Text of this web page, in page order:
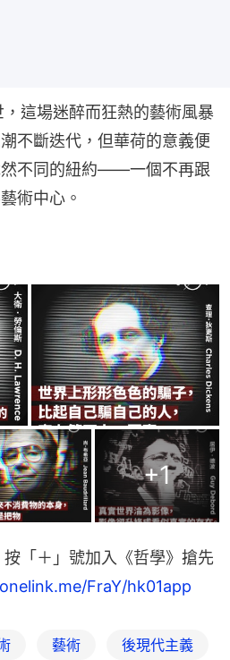
這場迷醉而狂熱的藝術風暴
不斷迭代，但華荷的意義便
不同的紐約——一個不再跟
術中心。
+1
「＋」號加入《哲學》搶先
FraY/hk01app
藝術 後現代主義